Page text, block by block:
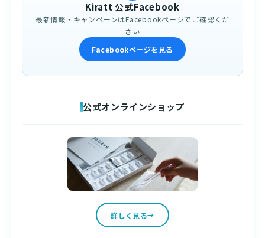
Kiratt 公式Facebook
最新情報・キャンペーンはFacebookページでご確認くだ
さい
Facebookページを見る
公式オンラインショップ
詳しく見る